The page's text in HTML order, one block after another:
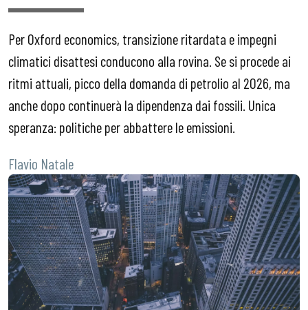
Per Oxford economics, transizione ritardata e impegni
climatici disattesi conducono alla rovina. Se si procede ai
ritmi attuali, picco della domanda di petrolio al 2026, ma
anche dopo continuerà la dipendenza dai fossili. Unica
speranza: politiche per abbattere le emissioni.
Flavio Natale